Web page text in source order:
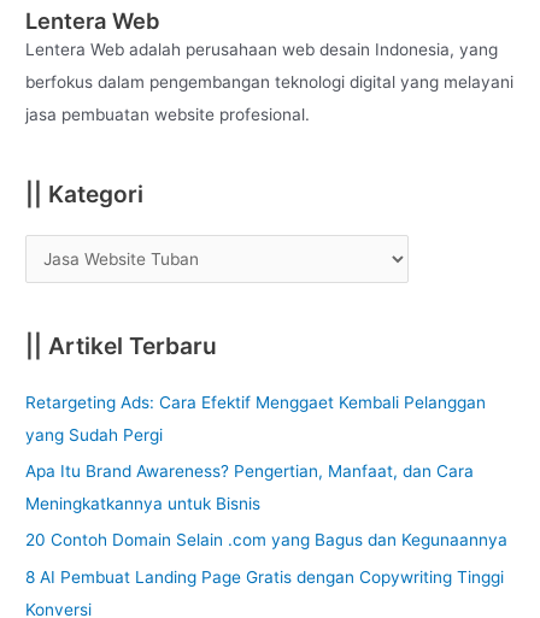
c
h
f
o
Lentera Web
Lentera Web adalah perusahaan web desain Indonesia, yang
berfokus dalam pengembangan teknologi digital yang melayani
jasa pembuatan website profesional.
|| Kategori
|| Artikel Terbaru
Retargeting Ads: Cara Efektif Menggaet Kembali Pelanggan
yang Sudah Pergi
Apa Itu Brand Awareness? Pengertian, Manfaat, dan Cara
Meningkatkannya untuk Bisnis
20 Contoh Domain Selain .com yang Bagus dan Kegunaannya
8 AI Pembuat Landing Page Gratis dengan Copywriting Tinggi
Konversi